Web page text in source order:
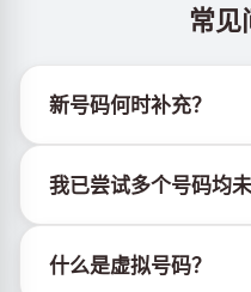
常见
新号码何时补充？
人
帮助用户获取最新号码库
我已尝试多个号码均
率。各服务平台的算法
什么是虚拟号码？